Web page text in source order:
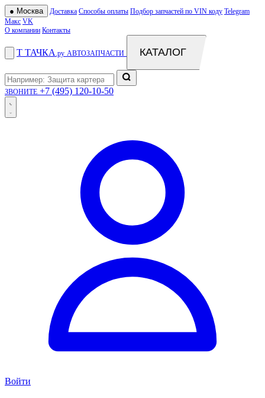
● Москва Доставка Способы оплаты Подбор запчастей по VIN коду Telegram
Макс VK
О компании Контакты
Т ТАЧКА .ру АВТОЗАПЧАСТИ КАТАЛОГ
ЗВОНИТЕ +7 (495) 120-10-50
Войти